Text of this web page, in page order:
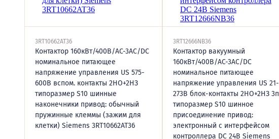
3RT10662AT36
Контактор 160кВт/400В/AC-3AC/DC
номинальное питающее
напряжение управления US 575-
600В вспом. контакты 2НО+2НЗ
типоразмер S10 шинные
наконечники привод: обычный
пружинные клеммы (зажим для
клетки) Siemens 3RT10662AT36
3RT12666NB36
Контактор вакуумный
160кВт/400В/AC-3AC/DC
номинальное питающее
напряжение управления US 21-
273В блок-контакты 2НО+2НЗ 3п
типоразмер S10 шинное
присоединение привод:
электронный с интерфейсом
контроллера DC 24В Siemens